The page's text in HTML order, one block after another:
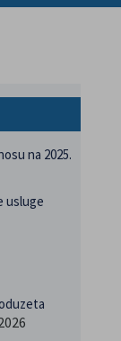
na 2025.
usluge